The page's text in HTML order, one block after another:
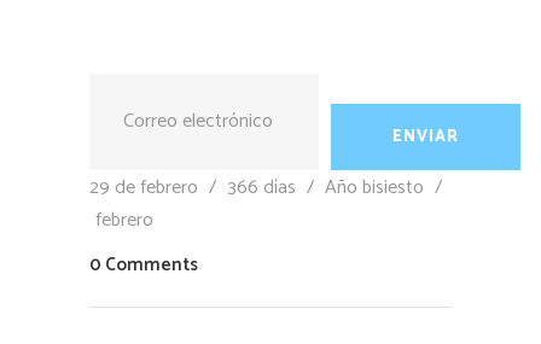
29 de febrero / 366 días / Año bisiesto /
febrero
0 Comments